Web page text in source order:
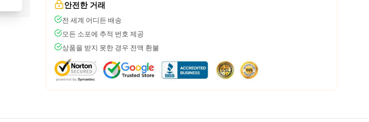
안전한 거래
전 세계 어디든 배송
모든 소포에 추적 번호 제공
상품을 받지 못한 경우 전액 환불